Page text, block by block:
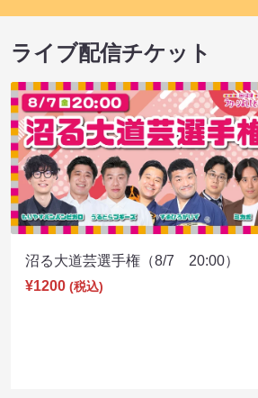
ライブ配信チケット
沼る大道芸選手権（8/7 20:00）
¥1200 (税込)